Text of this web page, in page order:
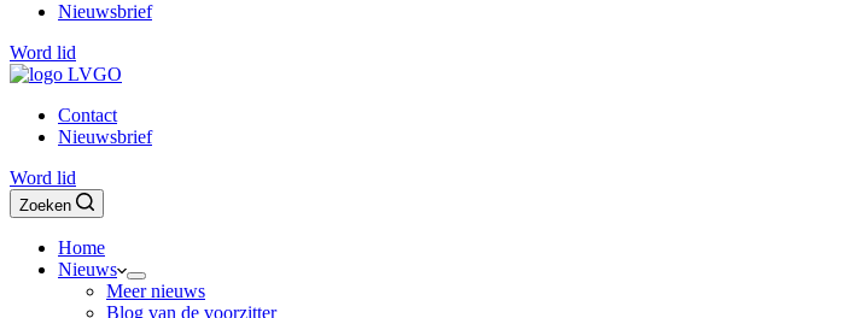
Nieuwsbrief
Word lid
Contact
Nieuwsbrief
Word lid
Zoeken
Home
Nieuws
Meer nieuws
Blog van de voorzitter